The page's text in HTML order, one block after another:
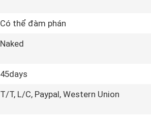
Có thể đàm phán
Naked
45days
T/T, L/C, Paypal, Western Union